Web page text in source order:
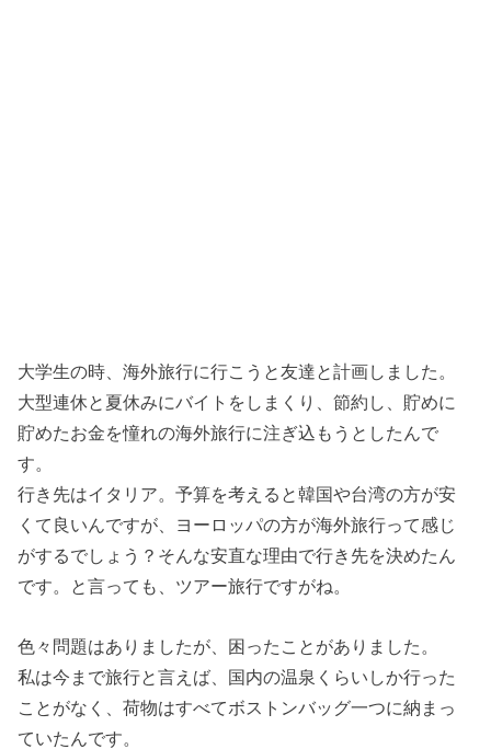
大学生の時、海外旅行に行こうと友達と計画しました。
大型連休と夏休みにバイトをしまくり、節約し、貯めに
貯めたお金を憧れの海外旅行に注ぎ込もうとしたんで
す。
行き先はイタリア。予算を考えると韓国や台湾の方が安
くて良いんですが、ヨーロッパの方が海外旅行って感じ
がするでしょう？そんな安直な理由で行き先を決めたん
です。と言っても、ツアー旅行ですがね。
色々問題はありましたが、困ったことがありました。
私は今まで旅行と言えば、国内の温泉くらいしか行った
ことがなく、荷物はすべてボストンバッグ一つに納まっ
ていたんです。